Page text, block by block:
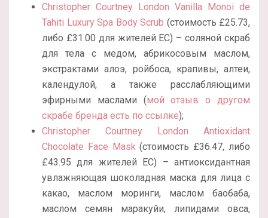
Christopher Courtney London Vanilla Monoi de
Tahiti Luxury Spa Body Scrub (стоимость £25.73,
либо £31.00 для жителей ЕС) – соляной скраб
для тела с медом, абрикосовым маслом,
экстрактами алоэ, ройбоса, крапивы, алтеи,
календулой, а также расслабляющими
эфирными маслами (мой отзыв о другом
скрабе бренда есть по ссылке);
Christopher Courtney London Antioxidant
Chocolate Face Mask (стоимость £36.47, либо
£43.95 для жителей ЕС) – антиоксидантная
увлажняющая шоколадная маска для лица с
какао, маслом моринги, маслом баобаба,
маслом семян маракуйи, липидами овса,